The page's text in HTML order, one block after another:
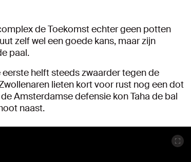
de Toekomst echter geen potten
zelf wel een goede kans, maar zijn
paal.
helft steeds zwaarder tegen de
lieten kort voor rust nog een dot
Amsterdamse defensie kon Taha de bal
naast.